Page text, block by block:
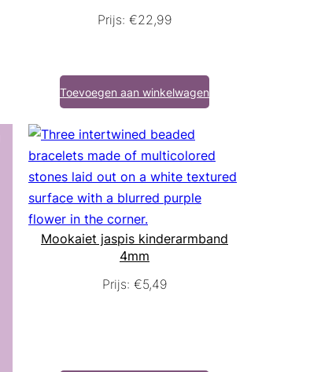
Prijs: €22,99
Toevoegen aan winkelwagen
Mookaiet jaspis kinderarmband
4mm
Prijs: €5,49